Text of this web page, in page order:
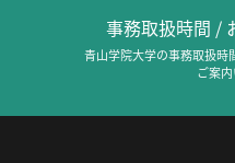
事務取扱時間 /
青山学院大学の事務取扱時
ご案